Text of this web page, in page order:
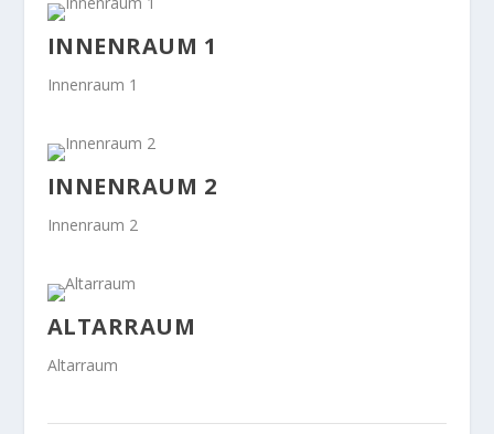
INNENRAUM 1
Innenraum 1
INNENRAUM 2
Innenraum 2
ALTARRAUM
Altarraum